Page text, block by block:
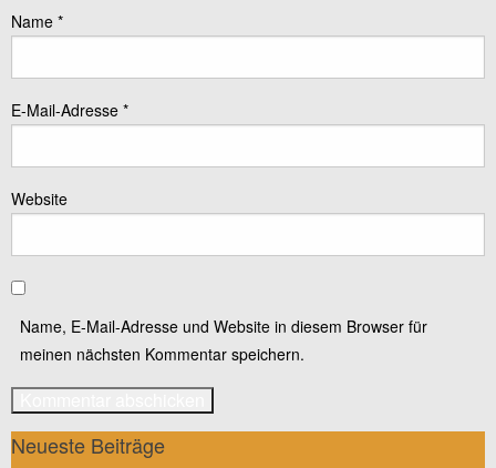
Name *
E-Mail-Adresse *
Website
Name, E-Mail-Adresse und Website in diesem Browser für
meinen nächsten Kommentar speichern.
Neueste Beiträge